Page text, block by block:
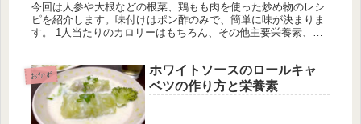
今回は人参や大根などの根菜、鶏もも肉を使った炒め物のレシ
ピを紹介します。味付けはポン酢のみで、簡単に味が決まりま
す。 1人当たりのカロリーはもちろん、その他主要栄養素、ミ
ご参考程度に。
おかず
ホワイトソースのロールキャ
ベツの作り方と栄養素